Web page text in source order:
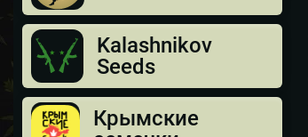
Kalashnikov
Seeds
Крымские